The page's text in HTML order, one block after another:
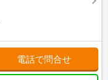
電話で問合せ